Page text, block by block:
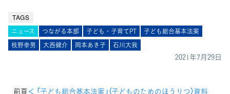
TAGS
ニュース つながる本部 子ども・子育てPT
子ども総合基本法案
枝野幸男
大西健介 岡本あき子 石川大我
2021年7月29日
前頁＜ 「子ども総合基本法案」（子どものためのほうりつ）資料